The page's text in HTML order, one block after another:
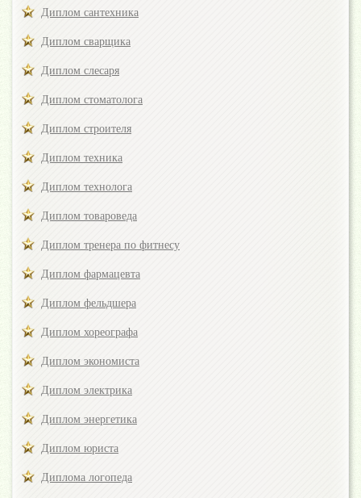
Диплом сантехника
Диплом сварщика
Диплом слесаря
Диплом стоматолога
Диплом строителя
Диплом техника
Диплом технолога
Диплом товароведа
Диплом тренера по фитнесу
Диплом фармацевта
Диплом фельдшера
Диплом хореографа
Диплом экономиста
Диплом электрика
Диплом энергетика
Диплом юриста
Диплома логопеда